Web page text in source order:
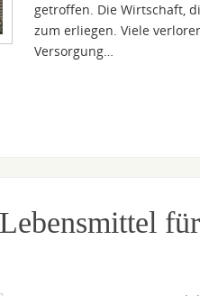
getroffen. Die Wirtschaft,
zum erliegen. Viele
Versorgung…